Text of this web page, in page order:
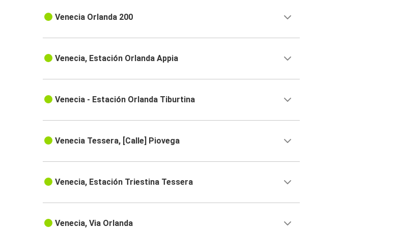
Venecia Orlanda 200
Venecia, Estación Orlanda Appia
Venecia - Estación Orlanda Tiburtina
Venecia Tessera, [Calle] Piovega
Venecia, Estación Triestina Tessera
Venecia, Via Orlanda